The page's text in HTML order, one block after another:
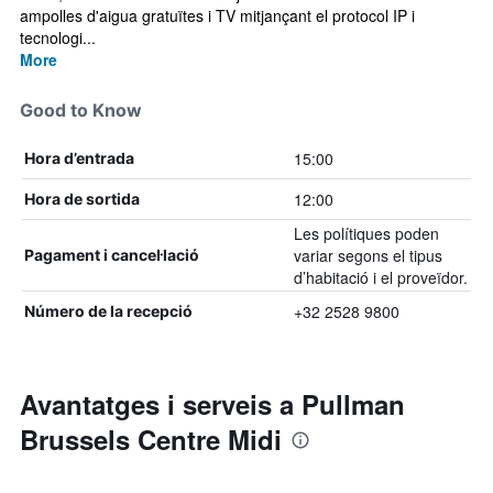
ampolles d'aigua gratuïtes i TV mitjançant el protocol IP i
tecnologi...
More
Good to Know
Hora d’entrada 15:00
Hora de sortida 12:00
Pagament i cancel·lació
Les polítiques poden
variar segons el tipus
d’habitació i el proveïdor.
Número de la recepció +32 2528 9800
Avantatges i serveis a Pullman
Brussels Centre Midi